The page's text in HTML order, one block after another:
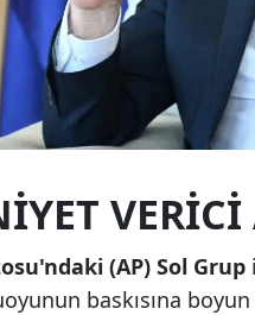
VERICI
(AP) Sol Grup
baskısına